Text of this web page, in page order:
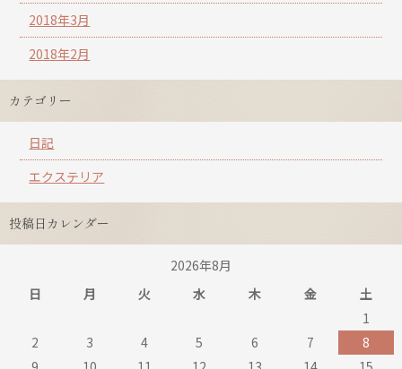
2018年3月
2018年2月
カテゴリー
日記
エクステリア
投稿日カレンダー
2026年8月
日
月 火 水 木 金
土
1
2
3 4 5 6 7
8